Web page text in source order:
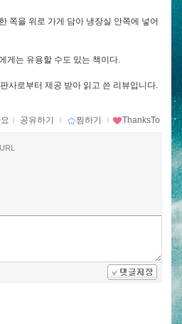
쪽을 위로 가게 담아 냉장실 안쪽에 넣어
게는 유용할 수도 있는 책이다.
사로부터 제공 받아 읽고 쓴 리뷰입니다.
ｌ 공유하기 ｌ 찜하기 ｌ ThanksTo
URL